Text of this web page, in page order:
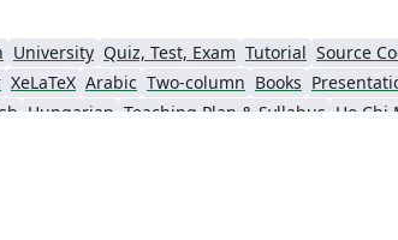
University Quiz, Test, Exam Tutorial Source
XeLaTeX Arabic Two-column Books
Hungarian Teaching Plan & Syllabus